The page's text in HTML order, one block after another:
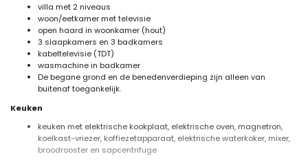
villa met 2 niveaus
woon/eetkamer met televisie
open haard in woonkamer (hout)
3 slaapkamers en 3 badkamers
kabeltelevisie (TDT)
wasmachine in badkamer
De begane grond en de benedenverdieping zijn alleen van
buitenaf toegankelijk.
Keuken
keuken met elektrische kookplaat, elektrische oven, magnetron,
koelkast-vriezer, koffiezetapparaat, elektrische waterkoker, mixer,
broodrooster en sapcentrifuge